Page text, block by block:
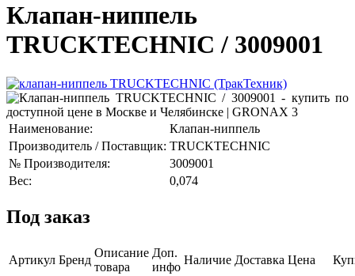
Клапан-ниппель
TRUCKTECHNIC / 3009001
Наименование:
Клапан-ниппель
Производитель / Поставщик: TRUCKTECHNIC
№ Производителя:
3009001
Вес:
0,074
Под заказ
Артикул Бренд
Описание
товара
Доп.
инфо
Наличие Доставка Цена